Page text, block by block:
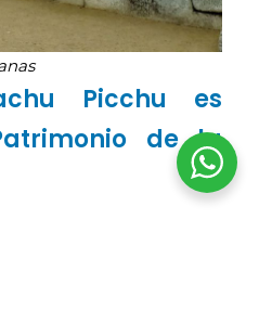
Picchu es
de la